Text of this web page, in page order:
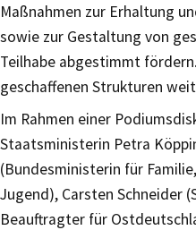
Maßnahmen zur Erhaltung
sowie zur Gestaltung von
Teilhabe abgestimmt
geschaffenen Strukturen
Im Rahmen einer
Staatsministerin Petra
(Bundesministerin für
Jugend), Carsten Schneider
Beauftragter für